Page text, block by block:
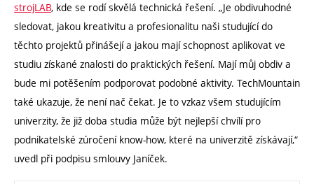
strojLAB, kde se rodí skvělá technická řešení. „Je obdivuhodné
sledovat, jakou kreativitu a profesionalitu naši studující do
těchto projektů přinášejí a jakou mají schopnost aplikovat ve
studiu získané znalosti do praktických řešení. Mají můj obdiv a
bude mi potěšením podporovat podobné aktivity. TechMountain
také ukazuje, že není nač čekat. Je to vzkaz všem studujícím
univerzity, že již doba studia může být nejlepší chvílí pro
podnikatelské zúročení know-how, které na univerzitě získávají,“
uvedl při podpisu smlouvy Janíček.